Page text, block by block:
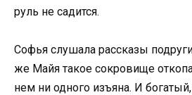
руль не садится.
Софья слушала рассказы
же Майя такое сокровище
нем ни одного изъяна. И